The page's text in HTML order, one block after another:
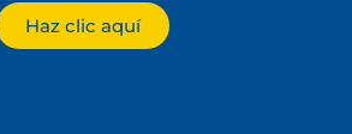
Haz clic aquí